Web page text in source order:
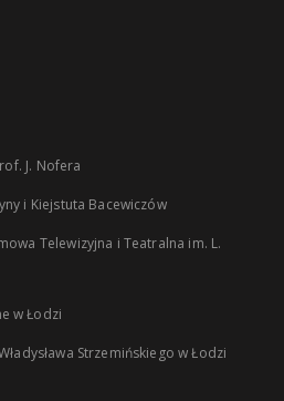
J. Nofera
i Kiejstuta Bacewiczów
Telewizyjna i Teatralna im. L.
w Łodzi
Strzemińskiego w Łodzi